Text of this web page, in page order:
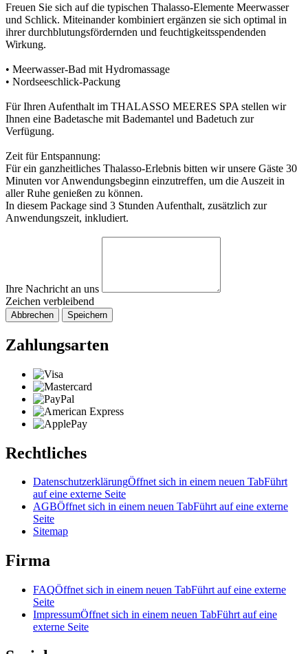
Freuen Sie sich auf die typischen Thalasso-Elemente Meerwasser
und Schlick. Miteinander kombiniert ergänzen sie sich optimal in
ihrer durchblutungsfördernden und feuchtigkeitsspendenden
Wirkung.
• Meerwasser-Bad mit Hydromassage
• Nordseeschlick-Packung
Für Ihren Aufenthalt im THALASSO MEERES SPA stellen wir
Ihnen eine Badetasche mit Bademantel und Badetuch zur
Verfügung.
Zeit für Entspannung:
Für ein ganzheitliches Thalasso-Erlebnis bitten wir unsere Gäste 30
Minuten vor Anwendungsbeginn einzutreffen, um die Auszeit in
aller Ruhe genießen zu können.
In diesem Package sind 3 Stunden Aufenthalt, zusätzlich zur
Anwendungszeit, inkludiert.
Ihre Nachricht an uns
Zeichen verbleibend
Abbrechen Speichern
Zahlungsarten
Rechtliches
DatenschutzerklärungÖffnet sich in einem neuen TabFührt
auf eine externe Seite
AGBÖffnet sich in einem neuen TabFührt auf eine externe
Seite
Sitemap
Firma
FAQÖffnet sich in einem neuen TabFührt auf eine externe
Seite
ImpressumÖffnet sich in einem neuen TabFührt auf eine
externe Seite